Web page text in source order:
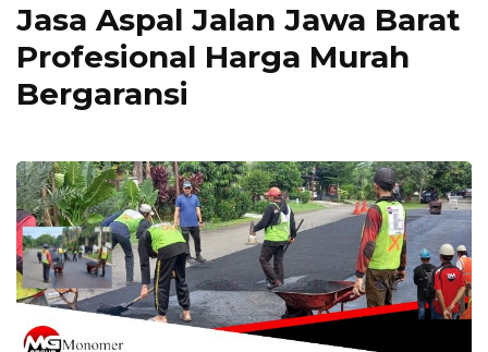
Jasa Aspal Jalan Jawa Barat
Profesional Harga Murah
Bergaransi